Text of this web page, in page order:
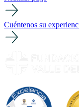
Cuéntenos su